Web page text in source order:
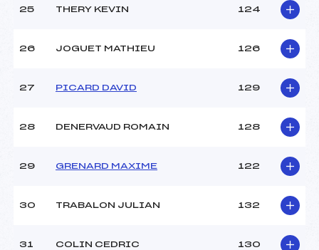
25 THERY KEVIN 124
26 JOGUET MATHIEU 126
27 PICARD DAVID 129
28 DENERVAUD ROMAIN 128
29 GRENARD MAXIME 122
30 TRABALON JULIAN 132
31 COLIN CEDRIC 130